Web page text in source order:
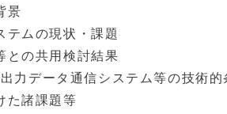
景
テムの現状・課題
との共用検討結果
力データ通信システム等の技術的
た諸課題等